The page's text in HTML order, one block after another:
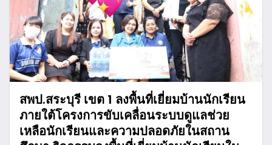
สพป.สระบุรี เขต 1 ลงพื้นที่เยี่ยมบ้านนักเรียน
ภายใต้โครงการขับเคลื่อนระบบดูแลช่วย
เหลือนักเรียนและความปลอดภัยในสถาน